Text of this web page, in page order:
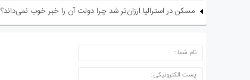
مسکن در استرالیا ارزان‌تر شد چرا دولت آن را خبر خوب نمی‌داند؟
ارسال دیدگاه